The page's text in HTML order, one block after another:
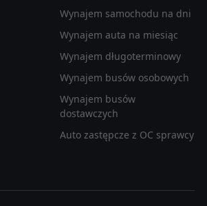
Wynajem samochodu na dni
Wynajem auta na miesiąc
Wynajem długoterminowy
Wynajem busów osobowych
Wynajem busów
dostawczych
Auto zastępcze z OC sprawcy